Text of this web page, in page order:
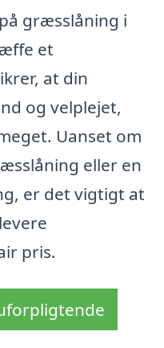
græsslåning i
et
at din
og velplejet,
Uanset om
eller en
er det vigtigt at
pris.